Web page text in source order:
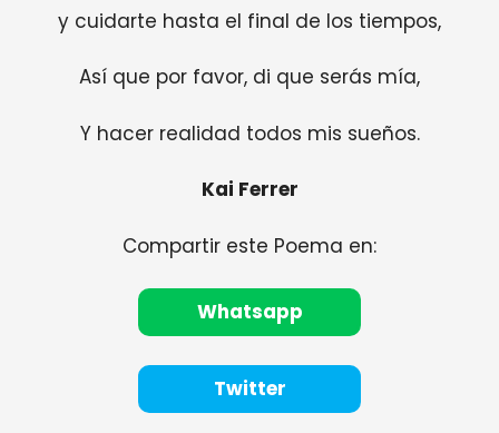
y cuidarte hasta el final de los tiempos,
Así que por favor, di que serás mía,
Y hacer realidad todos mis sueños.
Kai Ferrer
Compartir este Poema en:
Whatsapp
Twitter